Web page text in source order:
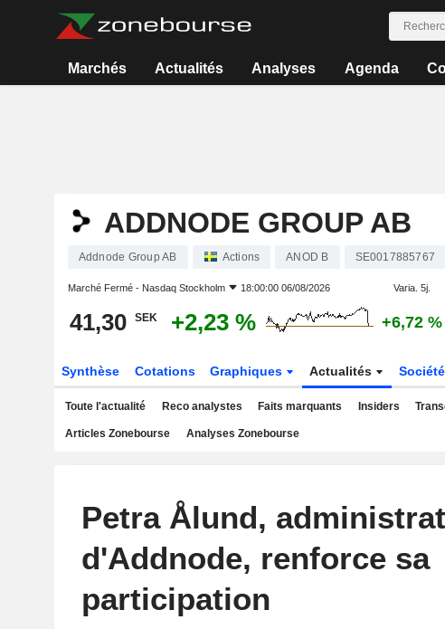
Marchés Actualités Analyses Agenda
ADDNODE GROUP AB
Addnode Group AB Actions ANOD B SE0017885767
Marché Fermé - Nasdaq Stockholm 18:00:00 06/08/2026 Varia. 5j.
41,30 SEK +2,23 % +6,72 %
Synthèse Cotations Graphiques Actualités Société
Toute l'actualité Reco analystes Faits marquants Insiders
Articles Zonebourse Analyses Zonebourse
Petra Ålund,
d'Addnode, renforce sa
participation